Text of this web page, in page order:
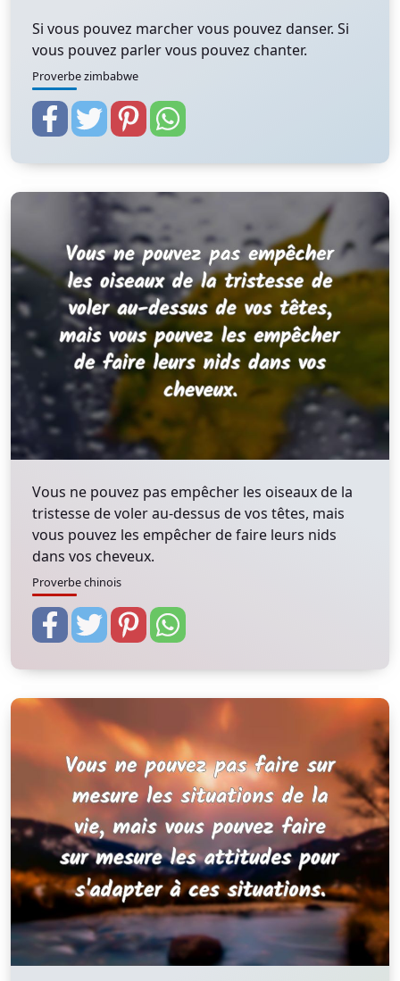
Si vous pouvez marcher vous pouvez danser. Si
vous pouvez parler vous pouvez chanter.
Proverbe zimbabwe
Vous ne pouvez pas empêcher les oiseaux de la
tristesse de voler au-dessus de vos têtes, mais
vous pouvez les empêcher de faire leurs nids
dans vos cheveux.
Proverbe chinois